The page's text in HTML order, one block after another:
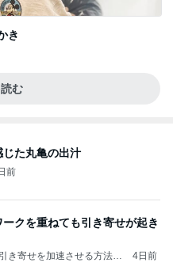
き
む
た丸亀の出汁
前
クを重ねても引き寄せが起き
き寄せを加速させる方法：
4日前